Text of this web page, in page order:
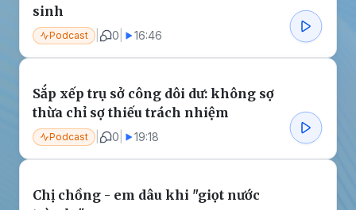
sinh
Podcast 0 16:46
Sắp xếp trụ sở công dôi dư: không sợ
thừa chỉ sợ thiếu trách nhiệm
Podcast 0 19:18
Chị chồng - em dâu khi "giọt nước